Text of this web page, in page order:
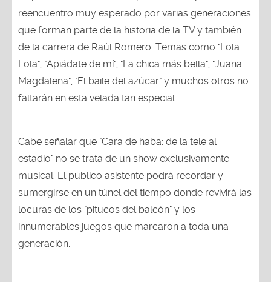
reencuentro muy esperado por varias generaciones
que forman parte de la historia de la TV y también
de la carrera de Raúl Romero. Temas como "Lola
Lola", "Apiádate de mí", "La chica más bella", "Juana
Magdalena", "El baile del azúcar" y muchos otros no
faltarán en esta velada tan especial.
Cabe señalar que "Cara de haba: de la tele al
estadio" no se trata de un show exclusivamente
musical. El público asistente podrá recordar y
sumergirse en un túnel del tiempo donde revivirá las
locuras de los "pitucos del balcón" y los
innumerables juegos que marcaron a toda una
generación.